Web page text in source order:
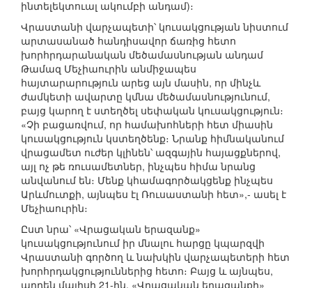
ինտելեկտուալ ակումբի անդամ)։
Վրաստանի վարչապետի՝ կուսակցության նիստում
արտասանած հանդիսավոր ճառից հետո
խորհրդարանական մեծամասնության անդամ
Թամազ Մեչիաուրին անմիջապես
հայտարարություն արեց այն մասին, որ մինչև
ժամկետի ավարտը կմնա մեծամասնությունում,
բայց կարող է ստեղծել սեփական կուսակցություն։
«Չի բացառվում, որ համախոհների հետ միասին
կուսակցություն կստեղծենք։ Նրանք հիմնականում
վրացամետ ուժեր կլինեն՝ ազգային հայացքներով,
այլ ոչ թե ռուսամետներ, ինչպես հիմա նրանց
անվանում են։ Մենք կհամագործակցենք ինչպես
Արևմուտքի, այնպես էլ Ռուսաստանի հետ»,- ասել է
Մեչիաուրին։
Ըստ նրա՝ «Վրացական երազանք»
կուսակցությունում իր մնալու հարցը կպարզվի
Վրաստանի գործող և նախկին վարչապետերի հետ
խորհրդակցություններից հետո։ Բայց և այնպես,
արդեն մայիսի 21-ին, «Վրացական երազանքի»